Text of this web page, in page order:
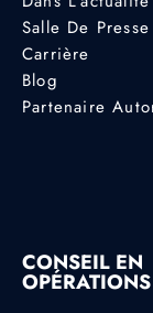
Salle De Presse
Carrière
Blog
Partenaire
CONSEIL EN